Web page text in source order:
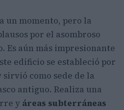
un momento, pero la
por el asombroso
Es aún más impresionante
edificio se estableció por
sirvió como sede de la
antiguo. Realiza una
y áreas subterráneas